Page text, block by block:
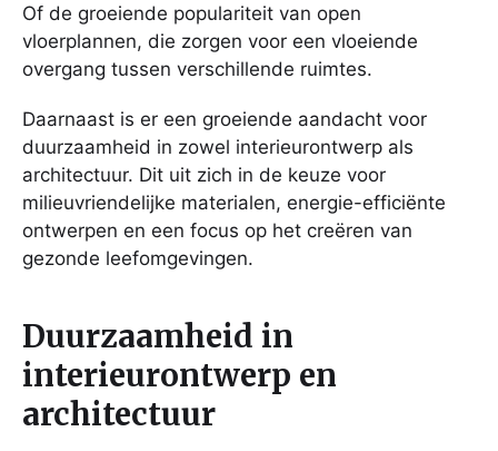
Of de groeiende populariteit van open
vloerplannen, die zorgen voor een vloeiende
overgang tussen verschillende ruimtes.
Daarnaast is er een groeiende aandacht voor
duurzaamheid in zowel interieurontwerp als
architectuur. Dit uit zich in de keuze voor
milieuvriendelijke materialen, energie-efficiënte
ontwerpen en een focus op het creëren van
gezonde leefomgevingen.
Duurzaamheid in
interieurontwerp en
architectuur